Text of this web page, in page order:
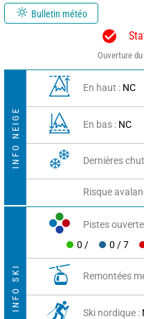
Bulletin météo
Ouverture
INFO NEIGE
En haut : NC
En bas : NC
Dernières
Risque
INFO SKI
Pistes
0 /
0 / 7
Remontées
Ski nordique :